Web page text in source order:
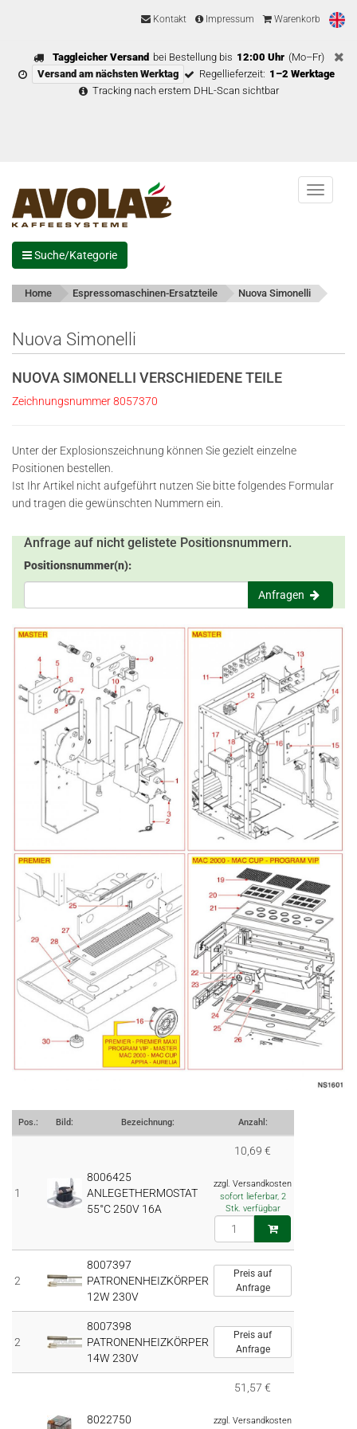
Kontakt Impressum Warenkorb
Taggleicher Versand bei Bestellung bis 12:00 Uhr (Mo–Fr)
Versand am nächsten Werktag
Regellieferzeit: 1–2 Werktage
Tracking nach erstem DHL-Scan sichtbar
Menu
Suche/Kategorie
Home Espressomaschinen-Ersatzteile Nuova Simonelli
Nuova Simonelli
NUOVA SIMONELLI VERSCHIEDENE TEILE
Zeichnungsnummer 8057370
Unter der Explosionszeichnung können Sie gezielt einzelne
Positionen bestellen.
Ist Ihr Artikel nicht aufgeführt nutzen Sie bitte folgendes Formular
und tragen die gewünschten Nummern ein.
Anfrage auf nicht gelistete Positionsnummern.
Positionsnummer(n):
Anfragen
Pos.: Bild: Bezeichnung: Anzahl:
1
8006425
ANLEGETHERMOSTAT
55°C 250V 16A
10,69 €
zzgl. Versandkosten
sofort lieferbar, 2
Stk. verfügbar
2
8007397
PATRONENHEIZKÖRPER
12W 230V
Preis auf
Anfrage
2
8007398
PATRONENHEIZKÖRPER
14W 230V
Preis auf
Anfrage
8022750
51,57 €
zzgl. Versandkosten